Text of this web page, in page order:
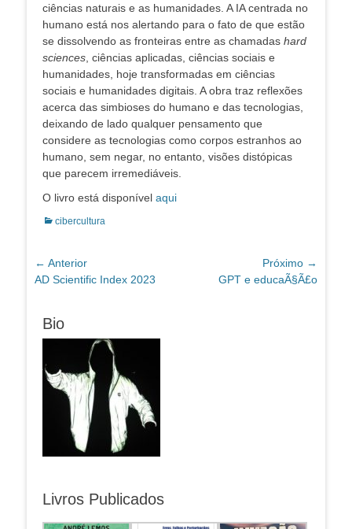
ciências naturais e as humanidades. A IA centrada no
humano está nos alertando para o fato de que estão
se dissolvendo as fronteiras entre as chamadas hard
sciences, ciências aplicadas, ciências sociais e
humanidades, hoje transformadas em ciências
sociais e humanidades digitais. A obra traz reflexões
acerca das simbioses do humano e das tecnologias,
deixando de lado qualquer pensamento que
considere as tecnologias como corpos estranhos ao
humano, sem negar, no entanto, visões distópicas
que parecem irremediáveis.
O livro está disponível aqui
Categorias:
cibercultura
Navegação
de
← Anterior
Post
AD Scientific Index 2023
Próximo →
GPT e educaÃ§Ã£o
Bio
Livros Publicados